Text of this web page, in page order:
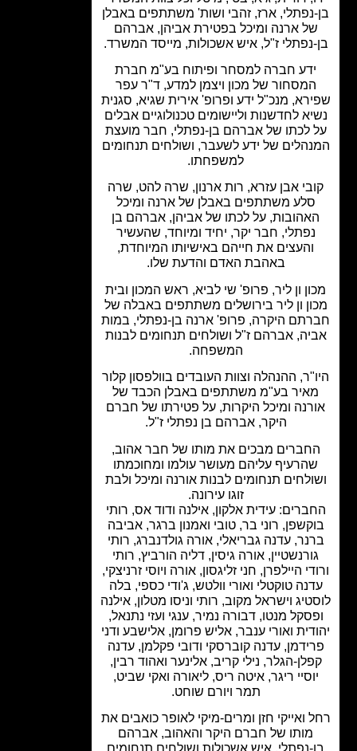
נפתלי, ארז, זהבי ושות' משתתפים באבלן
ארנה ומיכל בפטירת אביהן, אברהם
נפתלי ז"ל, איש אשכולות, מייסד המשרד.
חברה למסחר ופיתוח בע"מ חברת
המסחור של מכון ויצמן למדע, ד"ר עפר
מנכ"ל ידע ופרופ' אירית שגיא, סגנית
לחדשנות וליישומים טכנולוגיים אבלים
לכתו של אברהם בן-נפתלי, חבר מועצת
של ידע לשעבר, ושולחים תנחומים
למשפחתו.
אבן עזרא, רות ארנון, שרה להט, שרה
סלע משתתפים באבלן של ארנה ומיכל
על לכתו של אביהן, אברהם בן
נפתלי, חבר יקר, יחיד ומיוחד, שהעשיר
והעצים את חייהם באישיותו המיוחדת,
באהבת האדם והדעת שלו.
ון ליר, פרופ' שי לביא, ראש המכון ובית
ון ליר בירושלים משתתפים באבלה של
היקרה, פרופ' ארנה בן-נפתלי, במות
אברהם ז"ל ושולחים תנחומים לבנות
המשפחה.
ההנהלה וצוות העובדים בוולפסון קלור
בע"מ משתתפים באבלן הכבד של
ומיכל היקרות, על פטירתו של חברם
היקר, אברהם בן נפתלי ז"ל.
מבכים את מותו של חבר אהוב,
עליהם מעושר עולמו ומחוכמתו
תנחומים לבנות אורנה ומיכל ולבת
זוגו עירונה.
עידית אלקון, אילנה ודוד אס, רותי
רוני בר, טובי ואמנון ברגר, אביבה
עדנה גבריאלי, אורה גולדנברג, רותי
אורה גיסין, דליה הורביץ, רותי
היילפרן, חני זליגסון, אורה ויוסי זרניצקי,
טוקטלי ואורי וולטש, ג'ודי כספי, בלה
וישראל מקוב, רותי וניסו מטלון, אילנה
מנטו, דבורה נמיר, ענגי ועזי נתנאל,
ואורי ענבר, אליש פרומן, אלישבע ודני
עדנה קוברסקי ודובי פקלמן, עדנה
הגלר, נילי קריב, אלינער ואהוד רבין,
ריגר, איטה ריס, ליאורה ואקי שביט,
תמר ויורם שוחט.
ואייקי חזן ומרים-מיקי לאופר כואבים את
מותו של חברם היקר והאהוב, אברהם
נפתלי, איש אשכולות ושולחים תנחומים